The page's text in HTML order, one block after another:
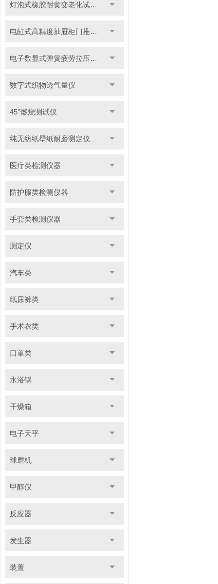
灯泡式橡胶耐黄变老化试验机
电缸式高精度抽屉柜门推拉试验机
电子数显式弹簧疲劳拉压试验机
数字式织物透气量仪
45°燃烧测试仪
纯无纺纸壁纸耐磨测定仪
医疗类检测仪器
防护服类检测仪器
手套类检测仪器
测定仪
汽车类
纸尿裤类
手术衣类
口罩类
水浴锅
干燥箱
电子天平
球磨机
甲醇仪
反应器
发生器
装置